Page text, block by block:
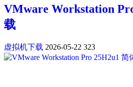
VMware Workstation
载
虚拟机下载 2026-05-22 323